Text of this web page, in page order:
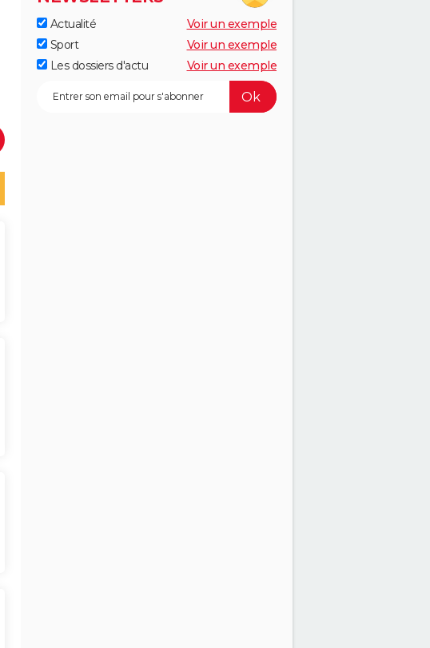
Actualité
Voir un exemple
Sport
Voir un exemple
Les dossiers d'actu
Voir un exemple